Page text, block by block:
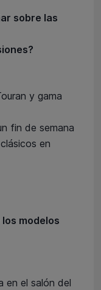
sobre las
y gama
fin de semana
en
modelos
en el salón del